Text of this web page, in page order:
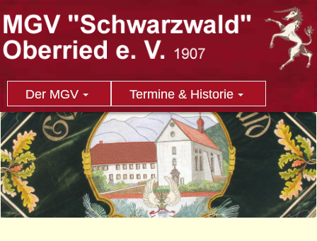
Der MGV Termine & Historie